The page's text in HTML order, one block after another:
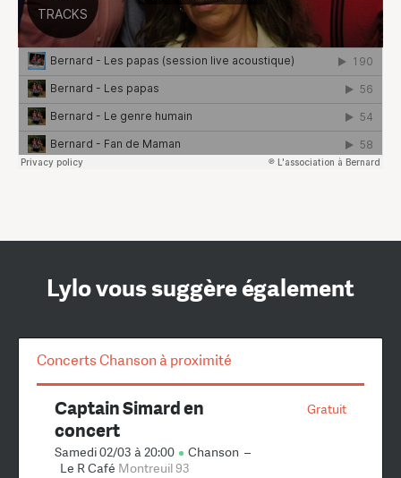
Lylo vous suggère également
Concerts Chanson à proximité
Gratuit
Captain Simard en
concert
Samedi 02/03 à 20:00 Chanson –
Le R Café Montreuil 93